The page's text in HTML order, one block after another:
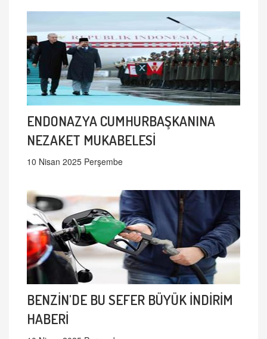
ENDONAZYA CUMHURBAŞKANINA
NEZAKET MUKABELESİ
10 Nisan 2025 Perşembe
BENZİN'DE BU SEFER BÜYÜK İNDİRİM
HABERİ